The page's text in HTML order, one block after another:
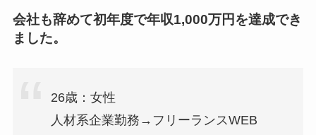
会社も辞めて初年度で年収1,000万円を達成でき
ました。
26歳：女性
人材系企業勤務→フリーランスWEB